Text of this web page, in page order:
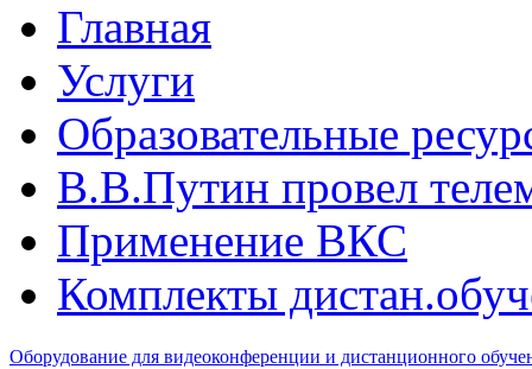
Главная
Услуги
Образовательные
В.B.Путин провел
Применение ВКС
Комплекты
Оборудование для видеоконференции и дистанционного